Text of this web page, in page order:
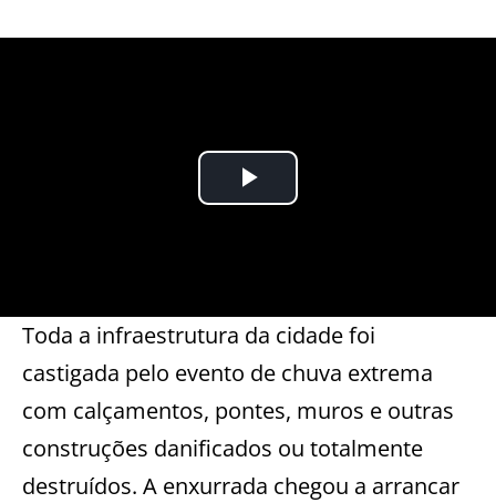
Toda a infraestrutura da cidade foi
castigada pelo evento de chuva extrema
com calçamentos, pontes, muros e outras
construções danificados ou totalmente
destruídos. A enxurrada chegou a arrancar